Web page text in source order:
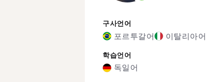
구사언어
포르투갈어 이탈리아어
학습언어
독일어